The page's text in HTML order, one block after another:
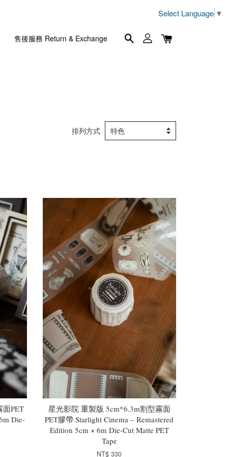
Select Language ▼
售後服務 Return & Exchange
排列方式
PET
Die-
星光影院 重製版 5cm*6.3m割型霧面
PET膠帶 Starlight Cinema – Remastered
Edition 5cm × 6m Die-Cut Matte PET
Tape
NT$ 330